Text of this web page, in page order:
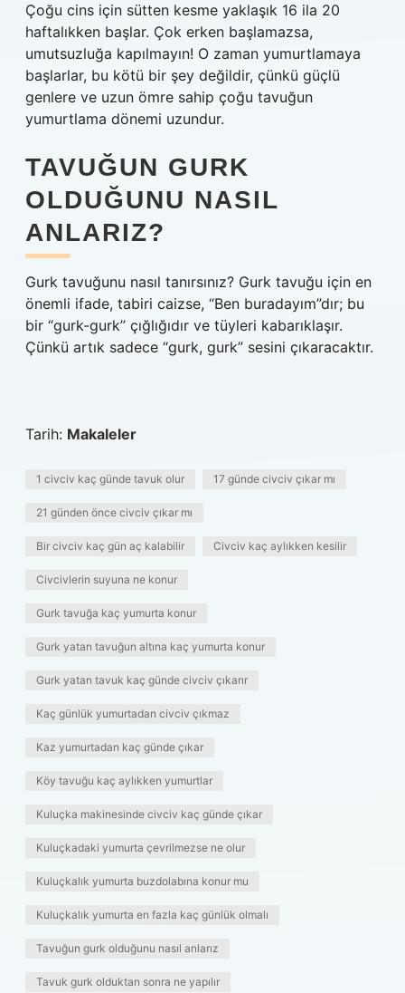
Çoğu cins için sütten kesme yaklaşık 16 ila 20
haftalıkken başlar. Çok erken başlamazsa,
umutsuzluğa kapılmayın! O zaman yumurtlamaya
başlarlar, bu kötü bir şey değildir, çünkü güçlü
genlere ve uzun ömre sahip çoğu tavuğun
yumurtlama dönemi uzundur.
TAVUĞUN GURK
OLDUĞUNU NASIL
ANLARIZ?
Gurk tavuğunu nasıl tanırsınız? Gurk tavuğu için en
önemli ifade, tabiri caizse, “Ben buradayım”dır; bu
bir “gurk-gurk” çığlığıdır ve tüyleri kabarıklaşır.
Çünkü artık sadece “gurk, gurk” sesini çıkaracaktır.
Tarih: Makaleler
1 civciv kaç günde tavuk olur 17 günde civciv çıkar mı
21 günden önce civciv çıkar mı
Bir civciv kaç gün aç kalabilir Civciv kaç aylıkken kesilir
Civcivlerin suyuna ne konur
Gurk tavuğa kaç yumurta konur
Gurk yatan tavuğun altına kaç yumurta konur
Gurk yatan tavuk kaç günde civciv çıkarır
Kaç günlük yumurtadan civciv çıkmaz
Kaz yumurtadan kaç günde çıkar
Köy tavuğu kaç aylıkken yumurtlar
Kuluçka makinesinde civciv kaç günde çıkar
Kuluçkadaki yumurta çevrilmezse ne olur
Kuluçkalık yumurta buzdolabına konur mu
Kuluçkalık yumurta en fazla kaç günlük olmalı
Tavuğun gurk olduğunu nasıl anlarız
Tavuk gurk olduktan sonra ne yapılır